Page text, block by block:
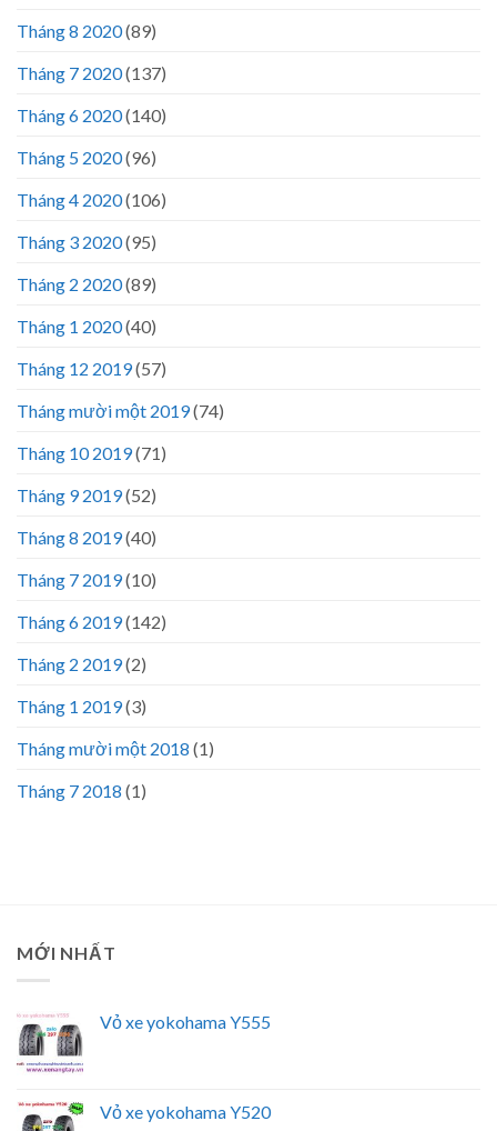
Tháng 8 2020(89)
Tháng 7 2020(137)
Tháng 6 2020(140)
Tháng 5 2020(96)
Tháng 4 2020(106)
Tháng 3 2020(95)
Tháng 2 2020(89)
Tháng 1 2020(40)
Tháng 12 2019(57)
Tháng mười một 2019(74)
Tháng 10 2019(71)
Tháng 9 2019(52)
Tháng 8 2019(40)
Tháng 7 2019(10)
Tháng 6 2019(142)
Tháng 2 2019(2)
Tháng 1 2019(3)
Tháng mười một 2018 (1)
Tháng 7 2018 (1)
MỚI NHẤT
Vỏ xe yokohama Y555
Vỏ xe yokohama Y520